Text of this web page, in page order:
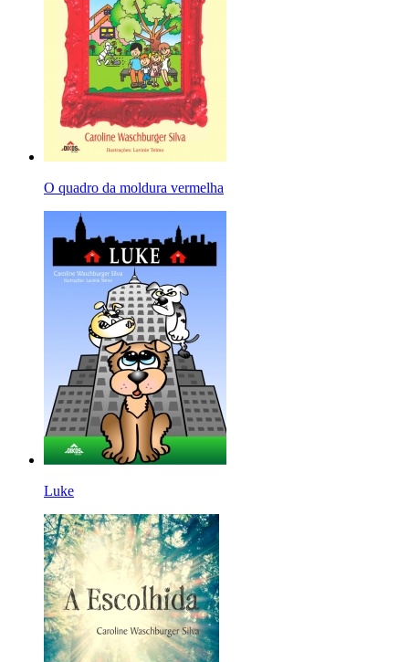
O quadro da moldura vermelha
Luke